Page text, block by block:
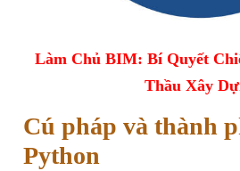
Làm Chủ BIM: Bí Quyết
Thầu Xây
Cú pháp và thành
Python